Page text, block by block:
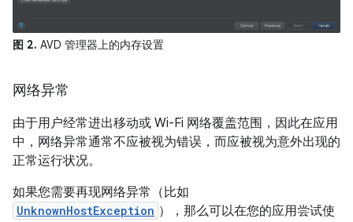
图 2. AVD 管理器上的内存设置
网络异常
由于用户经常进出移动或 Wi-Fi 网络覆盖范围，因此在应用
中，网络异常通常不应被视为错误，而应被视为意外出现的
正常运行状况。
如果您需要再现网络异常（比如
UnknownHostException ），那么可以在您的应用尝试使